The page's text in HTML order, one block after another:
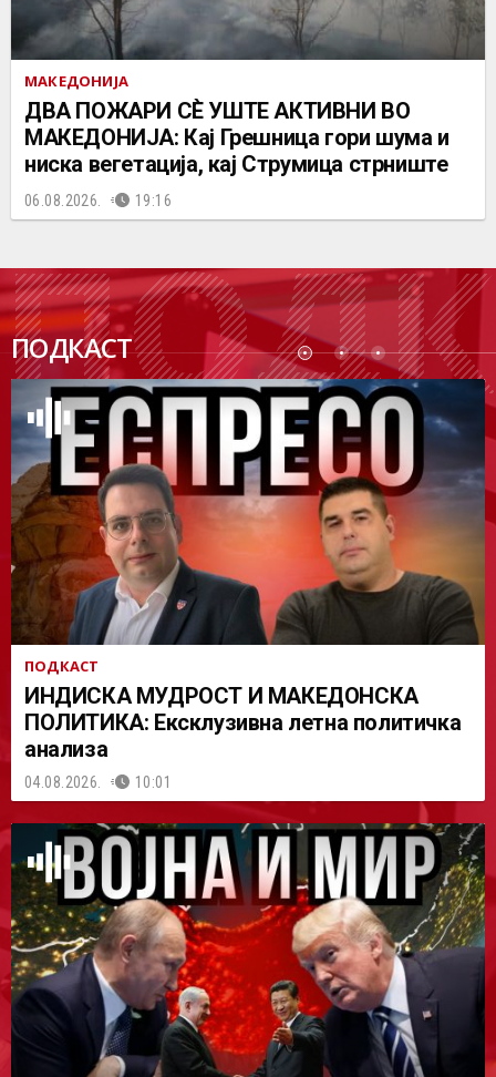
МАКЕДОНИЈА
ДВА ПОЖАРИ СÈ УШТЕ АКТИВНИ ВО
МАКЕДОНИЈА: Кај Грешница гори шума и
ниска вегетација, кај Струмица стрниште
06.08.2026. 19:16
ПОДКАСТ
ПОДК
АСТ
ПОДКАСТ
ИНДИСКА МУДРОСТ И МАКЕДОНСКА
ПОЛИТИКА: Ексклузивна летна политичка
анализа
04.08.2026. 10:01